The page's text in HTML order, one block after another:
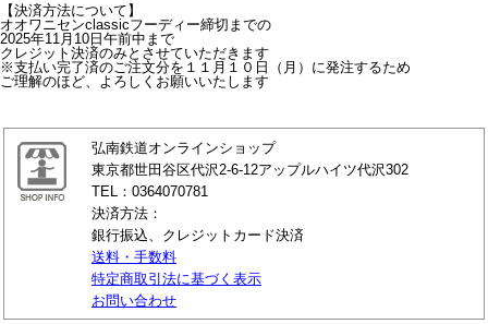
【決済方法について】
オオワニセンclassicフーディー締切までの
2025年11月10日午前中まで
クレジット決済のみとさせていただきます
※支払い完了済のご注文分を１１月１０日（月）に発注するため
ご理解のほど、よろしくお願いいたします
弘南鉄道オンラインショップ
東京都世田谷区代沢2-6-12アップルハイツ代沢302
TEL：0364070781
決済方法：
銀行振込、クレジットカード決済
送料・手数料
特定商取引法に基づく表示
お問い合わせ